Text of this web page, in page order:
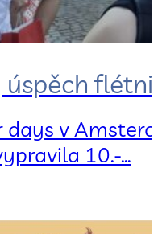
days v
10.-…